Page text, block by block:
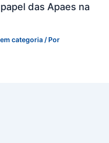
das Apaes na
categoria/ Por